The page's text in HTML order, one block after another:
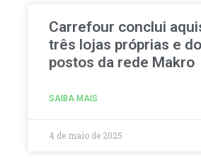
Carrefour conclui
três lojas próprias e
postos da rede Makro
SAIBA MAIS
4 de maio de 2025